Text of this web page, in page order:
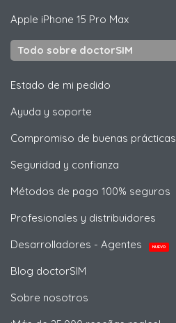
Apple iPhone 15 Pro Max
Todo sobre doctorSIM
Estado de mi pedido
Ayuda y soporte
Compromiso de buenas prácticas
Seguridad y confianza
Métodos de pago 100% seguros
Profesionales y distribuidores
Desarrolladores - Agentes
NUEVO
Blog doctorSIM
Sobre nosotros